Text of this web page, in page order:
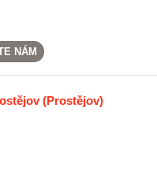
NÁM
(Prostějov)